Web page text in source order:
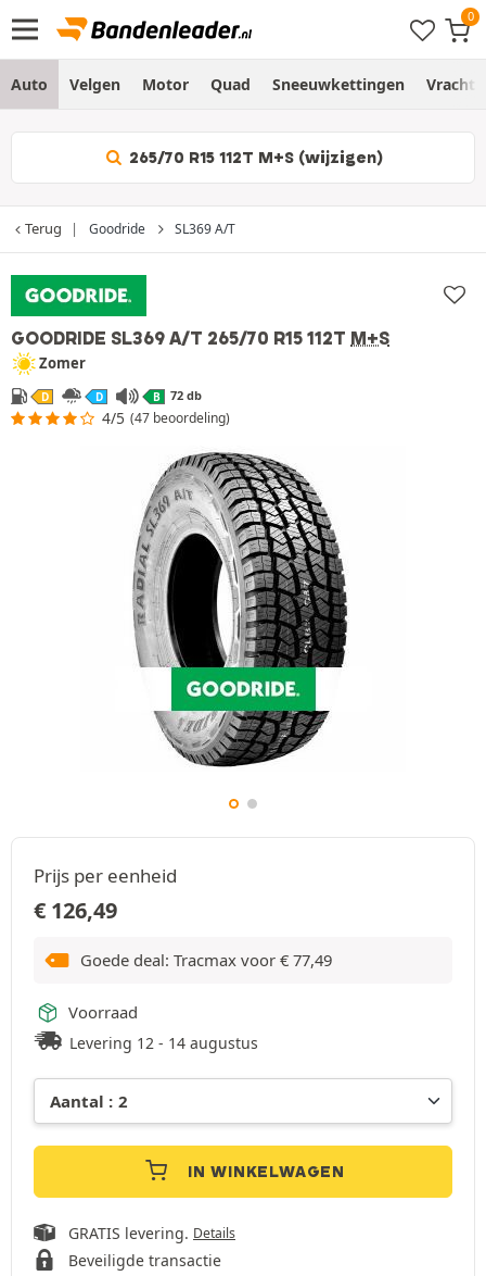
Auto Velgen Motor Quad Sneeuwkettingen
265/70 R15 112T M+S (wijzigen)
Terug Goodride SL369 A/T
GOODRIDE SL369 A/T 265/70 R15 112T M+S
Zomer
D D B 72 db
4/5 (47 beoordeling)
Prijs per eenheid
€ 126,49
Goede deal: Tracmax voor € 77,49
Voorraad
Levering 12 - 14 augustus
IN WINKELWAGEN
GRATIS levering. Details
Beveiligde transactie